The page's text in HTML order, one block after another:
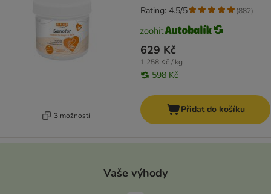
3 možností
629 Kč
1 258 Kč / kg
598 Kč
Rating: 4.5/5 (882)
Přidat do košíku
Vaše výhody